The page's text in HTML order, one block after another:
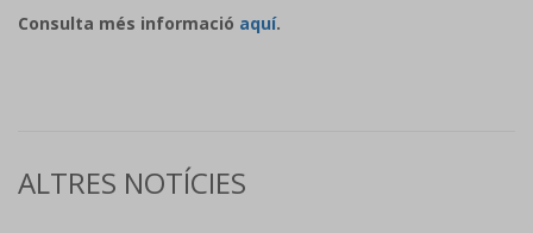
Consulta més informació aquí.
ALTRES NOTÍCIES